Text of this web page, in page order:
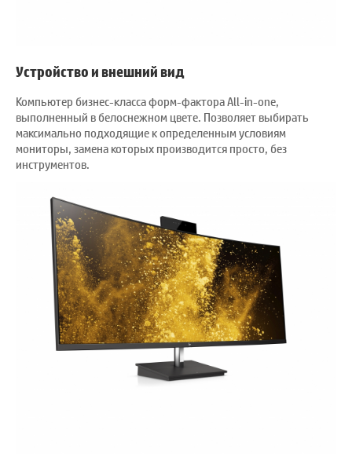
Устройство и внешний вид
Компьютер бизнес-класса форм-фактора All-in-one,
выполненный в белоснежном цвете. Позволяет выбирать
максимально подходящие к определенным условиям
мониторы, замена которых производится просто, без
инструментов.